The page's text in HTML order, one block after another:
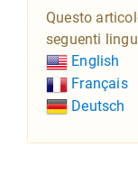
Questo
seguenti
English
Français
Deutsch